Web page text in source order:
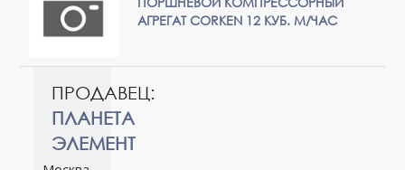
АГРЕГАТ CORKEN 12 КУБ. М/ЧАС
ПРОДАВЕЦ:
ПЛАНЕТА
ЭЛЕМЕНТ